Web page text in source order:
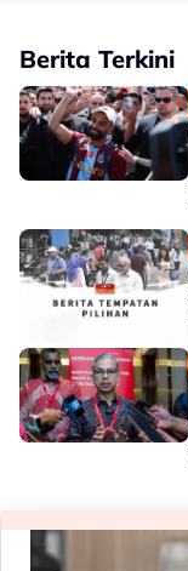
Berita Terkini